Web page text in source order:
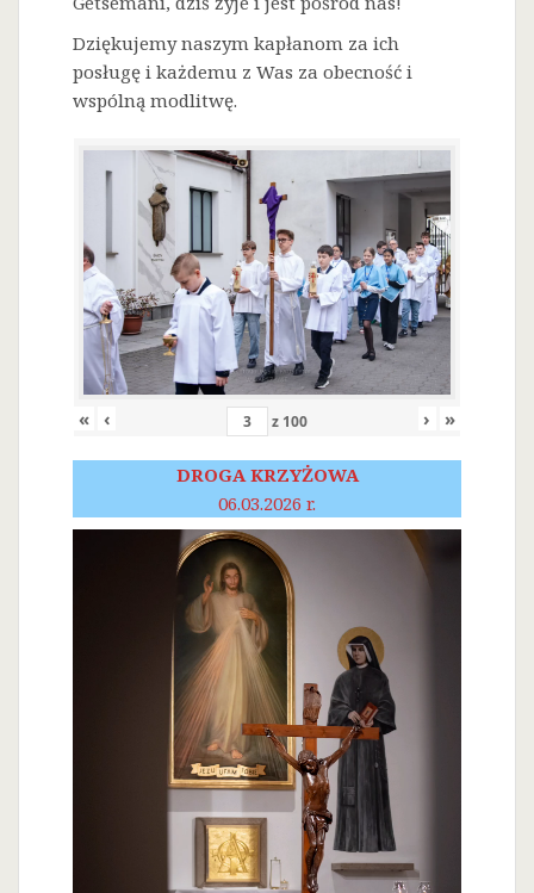
Dziękujemy naszym kapłanom za ich
posługę i każdemu z Was za obecność i
wspólną modlitwę.
« ‹ z 100 › »
DROGA KRZYŻOWA
06.03.2026 r.